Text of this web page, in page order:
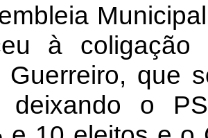
à coligação
Guerreiro, que
deixando o